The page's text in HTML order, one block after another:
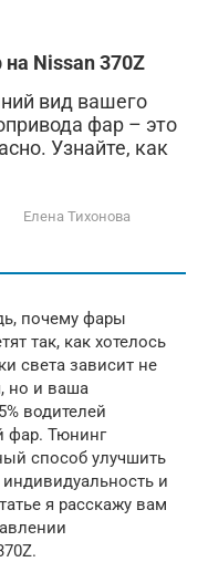
Nissan 370Z
вид вашего
фар – это
Узнайте, как
Елена Тихонова
почему фары
так, как хотелось
света зависит не
но и ваша
водителей
фар. Тюнинг
способ улучшить
и
я расскажу вам